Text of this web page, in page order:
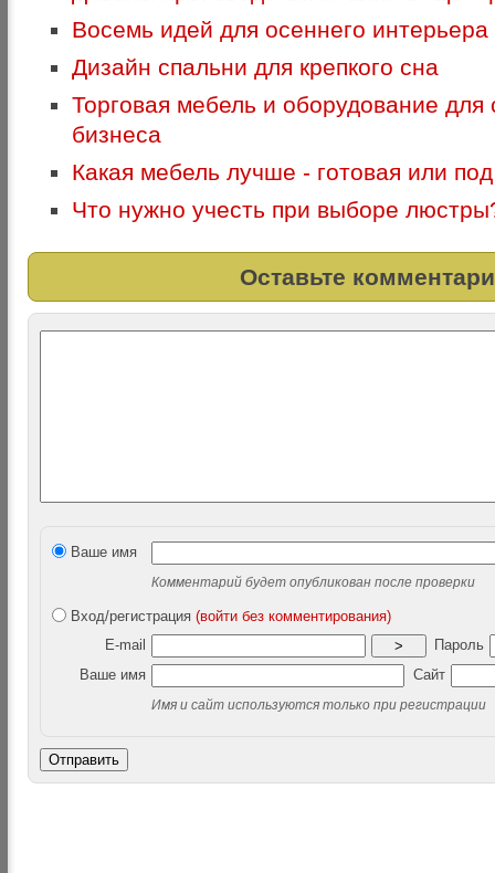
Восемь идей для осеннего интерьера
Дизайн спальни для крепкого сна
Торговая мебель и оборудование для
бизнеса
Какая мебель лучше - готовая или под
Что нужно учесть при выборе
Оставьте
Ваше имя
Комментарий будет опубликован после проверки
Вход/регистрация (войти без комментирования)
E-mail
>
Пароль
Ваше имя
Сайт
Имя и сайт используются только при регистрации
Отправить